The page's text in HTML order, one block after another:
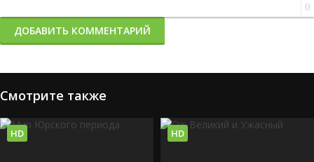
0
ДОБАВИТЬ КОММЕНТАРИЙ
Смотрите также
HD HD